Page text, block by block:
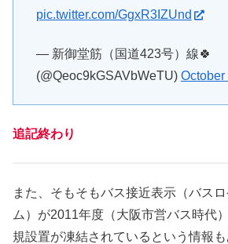
pic.twitter.com/GgxR3IZUnd
— 新御堂筋（国道423号）線🍀
(@Qeoc9kGSAVbWeTU) October
追記終わり
また、そもそもバス接近表示（バス
ム）が2011年度（大阪市営バス時代
規設置が凍結されているという情報も